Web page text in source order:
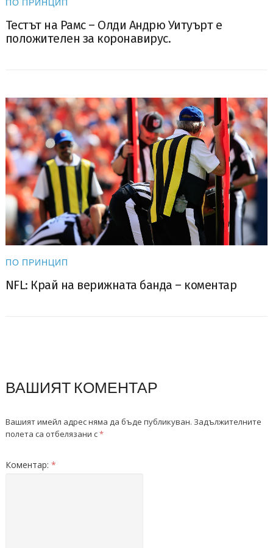
ПО ПРИНЦИП
Тестът на Рамс – Олди Андрю Уитуърт е
положителен за коронавирус.
ПО ПРИНЦИП
NFL: Край на верижната банда – коментар
ВАШИЯТ КОМЕНТАР
Вашият имейл адрес няма да бъде публикуван. Задължителните
полета са отбелязани с*
Коментар: *